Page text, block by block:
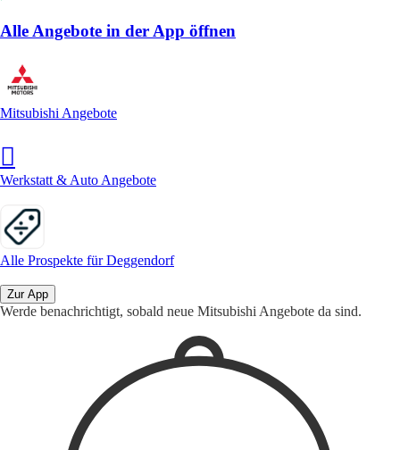
Alle Angebote in der App öffnen
Mitsubishi Angebote
Werkstatt & Auto Angebote
Alle Prospekte für Deggendorf
Zur App
Werde benachrichtigt, sobald neue Mitsubishi Angebote da sind.